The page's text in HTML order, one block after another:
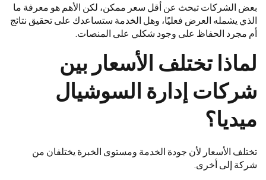
بعض الشركات تبحث عن أقل سعر ممكن، لكن الأهم هو معرفة ما
الذي يشمله العرض فعليًا، وهل الخدمة ستساعدك على تحقيق نتائج
أم مجرد الحفاظ على وجود شكلي على المنصات.
لماذا تختلف الأسعار بين
شركات إدارة السوشيال
ميديا؟
تختلف الأسعار لأن جودة الخدمة ومستوى الخبرة يختلفان من
شركة إلى أخرى.